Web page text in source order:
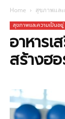
Home สุขภาพแล
สุขภาพและความเป็นอยู่
อาหาร
สร้างฮ